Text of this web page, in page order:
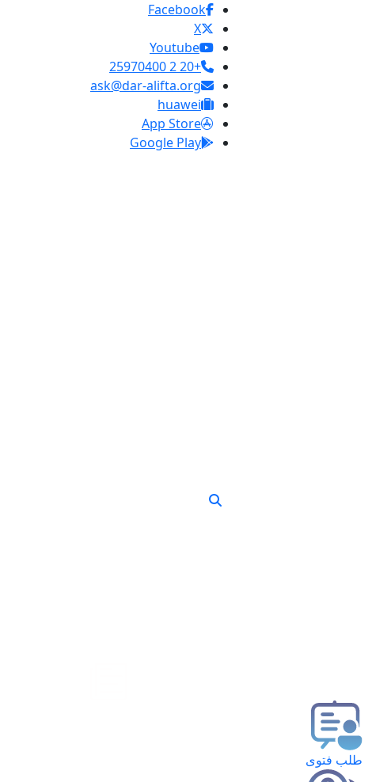
Facebook
X
Youtube
+20 2 25970400
ask@dar-alifta.org
huawei
App Store
Google Play
طلب فتوى